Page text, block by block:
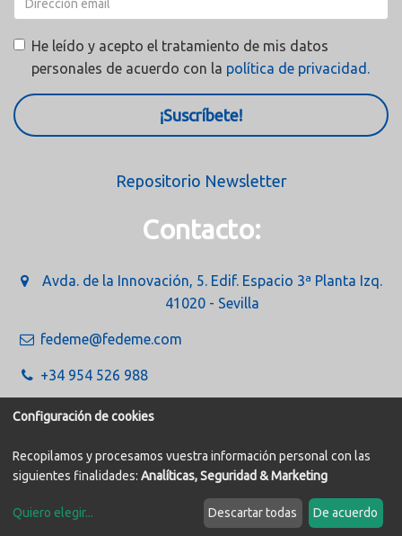
He leído y acepto el tratamiento de mis datos
personales de acuerdo con la política de privacidad.
¡Suscríbete!
Repositorio Newsletter
Contacto:
Avda. de la Innovación, 5. Edif. Espacio 3ª Planta Izq.
41020 - Sevilla
fedeme@fedeme.com
+34 954 526 988
Configuración de cookies
Recopilamos y procesamos vuestra información personal con las
siguientes finalidades: Analíticas, Seguridad & Marketing
Quiero elegir... Descartar todas De acuerdo